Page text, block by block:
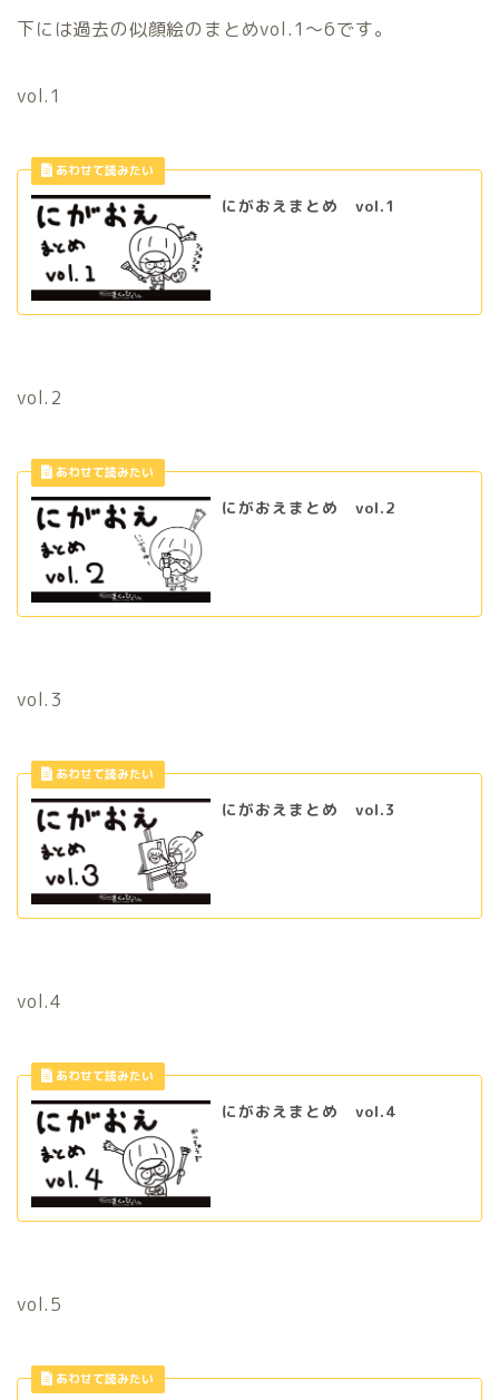
下には過去の似顔絵のまとめvol.1〜6です。
vol.1
にがおえまとめ vol.1
vol.2
にがおえまとめ vol.2
vol.3
にがおえまとめ vol.3
vol.4
にがおえまとめ vol.4
vol.5